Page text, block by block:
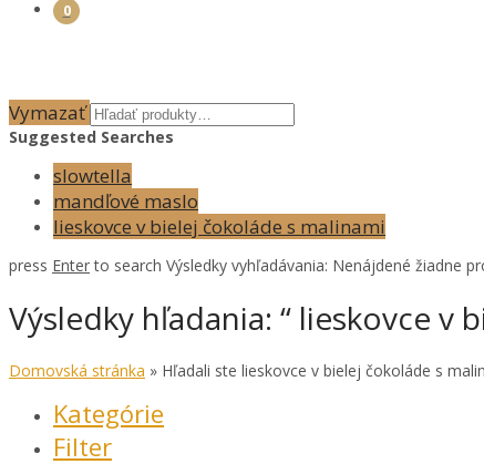
0
Vymazať
Suggested Searches
slowtella
mandľové maslo
lieskovce v bielej čokoláde s malinami
press Enterto search Výsledky vyhľadávania: Nenájdené žiadne
Výsledky hľadania: “ lieskovce v
Domovská stránka » Hľadali ste lieskovce v bielej čokoláde s
Kategórie
Filter